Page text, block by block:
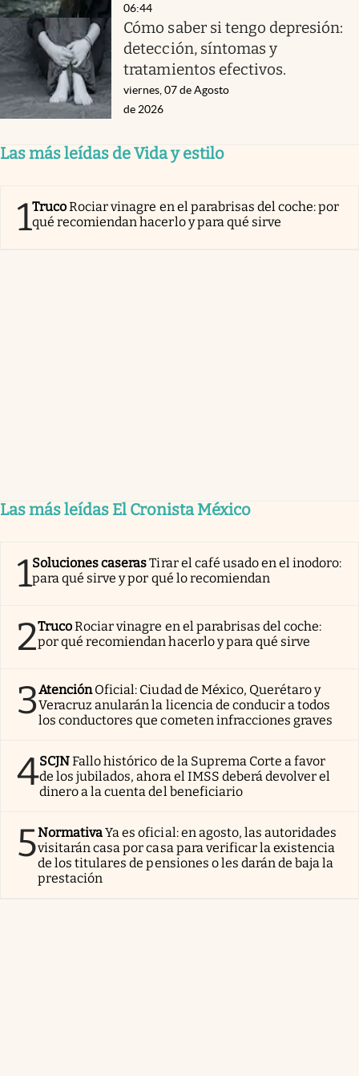
06:44
Cómo saber si tengo depresión:
detección, síntomas y
tratamientos efectivos.
viernes, 07 de Agosto
de 2026
Las más leídas de Vida y estilo
1TrucoRociar vinagre en el parabrisas del coche: por
qué recomiendan hacerlo y para qué sirve
Las más leídas El Cronista México
1Soluciones caserasTirar el café usado en el inodoro:
para qué sirve y por qué lo recomiendan
2TrucoRociar vinagre en el parabrisas del coche:
por qué recomiendan hacerlo y para qué sirve
3AtenciónOficial: Ciudad de México, Querétaro y
Veracruz anularán la licencia de conducir a todos
los conductores que cometen infracciones graves
4SCJNFallo histórico de la Suprema Corte a favor
de los jubilados, ahora el IMSS deberá devolver el
dinero a la cuenta del beneficiario
5NormativaYa es oficial: en agosto, las autoridades
visitarán casa por casa para verificar la existencia
de los titulares de pensiones o les darán de baja la
prestación